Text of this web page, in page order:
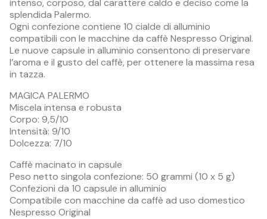
intenso, corposo, dal carattere caldo e deciso come la
splendida Palermo.
Ogni confezione contiene 10 cialde di alluminio
compatibili con le macchine da caffè Nespresso Original.
Le nuove capsule in alluminio consentono di preservare
l’aroma e il gusto del caffè, per ottenere la massima resa
in tazza.
MAGICA PALERMO
Miscela intensa e robusta
Corpo: 9,5/10
Intensità: 9/10
Dolcezza: 7/10
Caffè macinato in capsule
Peso netto singola confezione: 50 grammi (10 x 5 g)
Confezioni da 10 capsule in alluminio
Compatibile con macchine da caffè ad uso domestico
Nespresso Original